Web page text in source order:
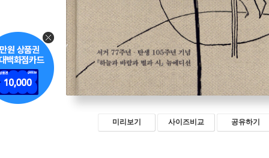
미리보기 사이즈비교 공유하기